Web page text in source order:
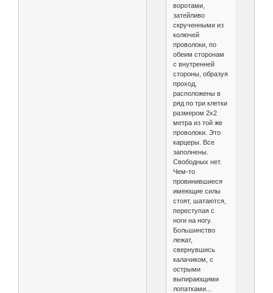
воротами,
затейливо
скрученными из
колючей
проволоки, по
обеим сторонам
с внутренней
стороны, образуя
проход,
расположены в
ряд по три клетки
размером 2x2
метра из той же
проволоки. Это
карцеры. Все
заполнены.
Свободных нет.
Чем-то
провинившиеся
имеющие силы
стоят, шатаются,
переступая с
ноги на ногу.
Большинство
лежат,
свернувшись
калачиком, с
острыми
выпирающими
лопатками...